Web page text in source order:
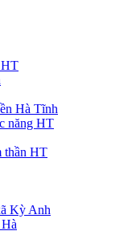
HT
Hà Tĩnh
năng HT
thần HT
Kỳ Anh